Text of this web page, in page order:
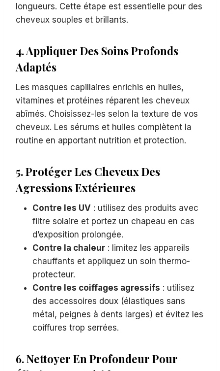
longueurs. Cette étape est essentielle pour des
cheveux souples et brillants.
4. Appliquer Des Soins Profonds
Adaptés
Les masques capillaires enrichis en huiles,
vitamines et protéines réparent les cheveux
abîmés. Choisissez-les selon la texture de vos
cheveux. Les sérums et huiles complètent la
routine en apportant nutrition et protection.
5. Protéger Les Cheveux Des
Agressions Extérieures
Contre les UV : utilisez des produits avec
filtre solaire et portez un chapeau en cas
d’exposition prolongée.
Contre la chaleur : limitez les appareils
chauffants et appliquez un soin thermo-
protecteur.
Contre les coiffages agressifs : utilisez
des accessoires doux (élastiques sans
métal, peignes à dents larges) et évitez les
coiffures trop serrées.
6. Nettoyer En Profondeur Pour